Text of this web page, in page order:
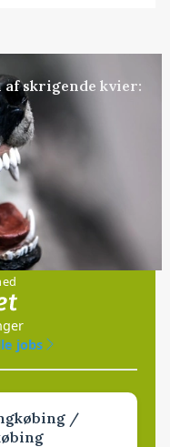
af skrigende kvier:
jobs
/